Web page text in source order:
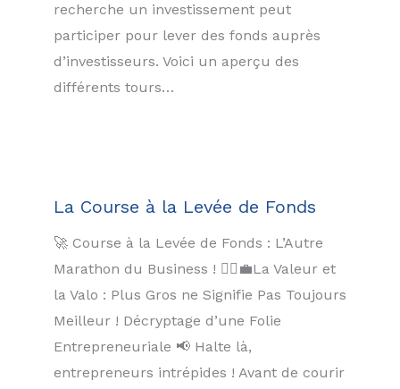
recherche un investissement peut
participer pour lever des fonds auprès
d’investisseurs. Voici un aperçu des
différents tours…
La Course à la Levée de Fonds
🚀 Course à la Levée de Fonds : L’Autre
Marathon du Business ! 🏃‍♂️💼La Valeur et
la Valo : Plus Gros ne Signifie Pas Toujours
Meilleur ! Décryptage d’une Folie
Entrepreneuriale 📢 Halte là,
entrepreneurs intrépides ! Avant de courir